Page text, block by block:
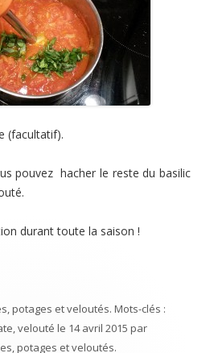
(facultatif).
pouvez hacher le reste du basilic
durant toute la saison !
potages et veloutés. Mots-clés :
,velouté le 14 avril 2015 par
potages et veloutés.